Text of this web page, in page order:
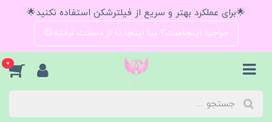
🌟برای عملکرد بهتر و سریع از فیلترشکن استفاده نکنید🌟
حراجیا اینجاست؟ بیا اینجا تا از دستت نرفته😍
0